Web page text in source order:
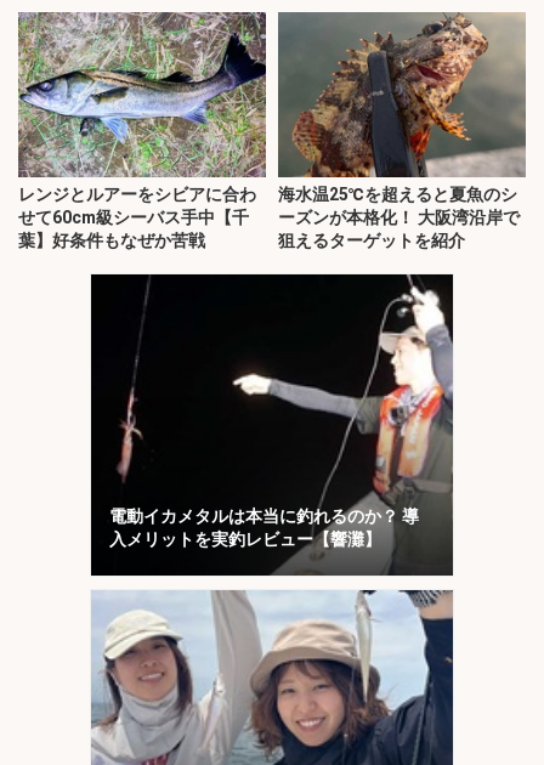
レンジとルアーをシビアに合わ
せて60cm級シーバス手中【千
葉】好条件もなぜか苦戦
海水温25℃を超えると夏魚のシ
ーズンが本格化！ 大阪湾沿岸で
狙えるターゲットを紹介
電動イカメタルは本当に釣れるのか？ 導
入メリットを実釣レビュー【響灘】